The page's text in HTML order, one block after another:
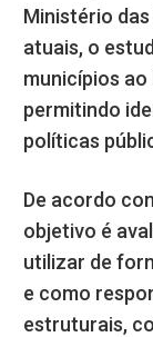
Ministério das
atuais, o
municípios
permitindo
políticas
De acordo
objetivo é
utilizar de
e como
estruturais,